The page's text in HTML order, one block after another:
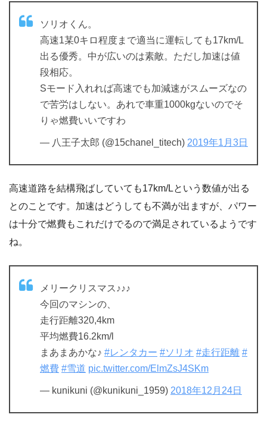
ソリオくん。
高速1某0キロ程度まで適当に運転しても17km/L
出る優秀。中が広いのは素敵。ただし加速は値
段相応。
Sモード入れれば高速でも加減速がスムーズなの
で苦労はしない。あれで車重1000kgないのでそ
りゃ燃費いいですわ
— 八王子太郎 (@15chanel_titech) 2019年1月3日
高速道路を結構飛ばしていても17km/Lという数値が出る
とのことです。加速はどうしても不満が出ますが、パワー
は十分で燃費もこれだけでるので満足されているようです
ね。
メリークリスマス♪♪♪
今回のマシンの、
走行距離320,4km
平均燃費16.2km/l
まあまあかな♪ #レンタカー #ソリオ #走行距離 #
燃費 #雪道 pic.twitter.com/ElmZsJ4SKm
— kunikuni (@kunikuni_1959) 2018年12月24日